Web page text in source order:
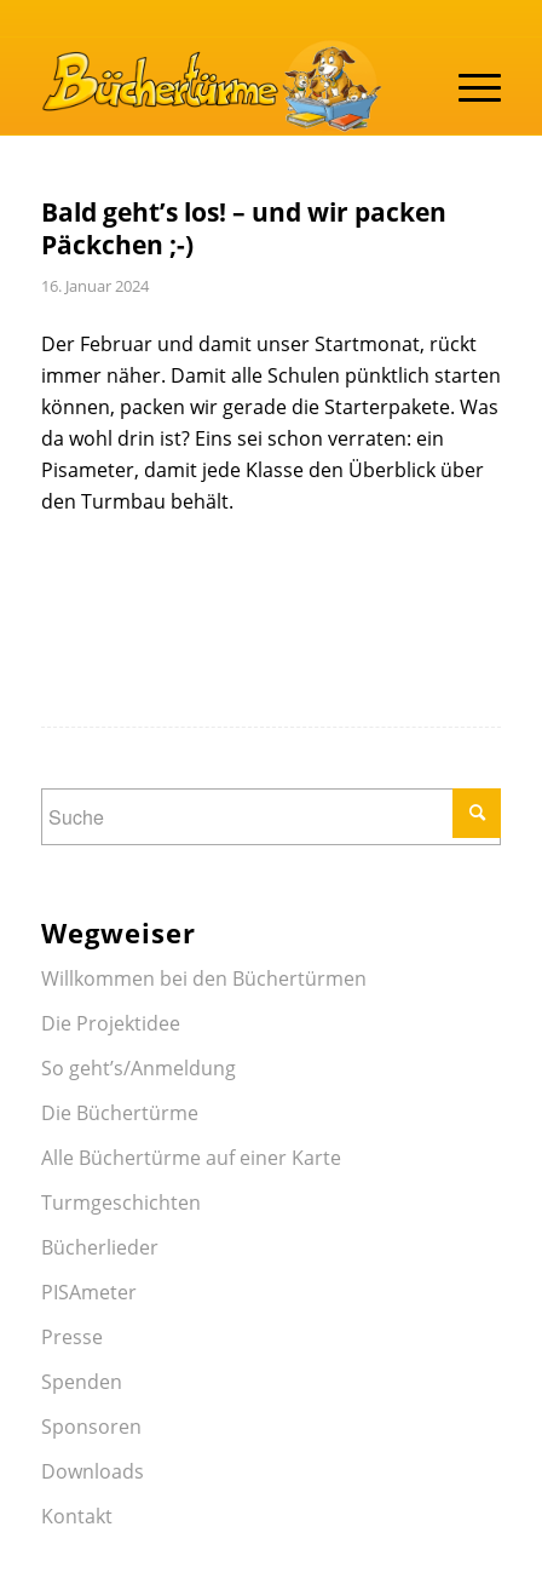
Bald geht’s los! – und wir packen
Päckchen ;-)
16. Januar 2024
Der Februar und damit unser Startmonat, rückt
immer näher. Damit alle Schulen pünktlich starten
können, packen wir gerade die Starterpakete. Was
da wohl drin ist? Eins sei schon verraten: ein
Pisameter, damit jede Klasse den Überblick über
den Turmbau behält.
Wegweiser
Willkommen bei den Büchertürmen
Die Projektidee
So geht’s/Anmeldung
Die Büchertürme
Alle Büchertürme auf einer Karte
Turmgeschichten
Bücherlieder
PISAmeter
Presse
Spenden
Sponsoren
Downloads
Kontakt